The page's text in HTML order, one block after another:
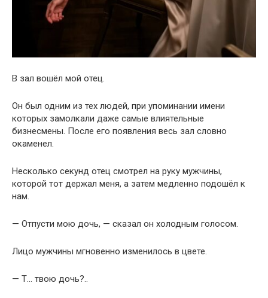
В зал вошёл мой отец.
Он был одним из тех людей, при упоминании имени
которых замолкали даже самые влиятельные
бизнесмены. После его появления весь зал словно
окаменел.
Несколько секунд отец смотрел на руку мужчины,
которой тот держал меня, а затем медленно подошёл к
нам.
— Отпусти мою дочь, — сказал он холодным голосом.
Лицо мужчины мгновенно изменилось в цвете.
— Т… твою дочь?..